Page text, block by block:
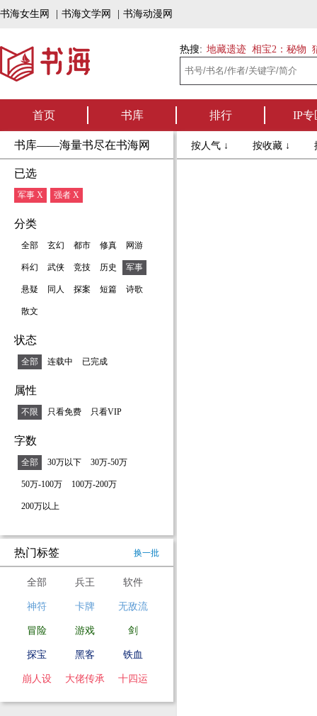
书海女生网 书海文学网 书海动漫网
热搜: 地藏遗迹 相宝2：秘物
首页 书库 排行 IP专
书库——海量书尽在书海网
已选
军事 X 强者 X
分类
全部 玄幻 都市 修真 网游
科幻 武侠 竞技 历史 军事
悬疑 同人 探案 短篇 诗歌
散文
状态
全部 连载中 已完成
属性
不限 只看免费 只看VIP
字数
全部 30万以下 30万-50万
50万-100万 100万-200万
200万以上
热门标签 换一批
全部 兵王 软件
神符 卡牌 无敌流
冒险 游戏 剑
探宝 黑客 铁血
崩人设 大佬传承 十四运
按人气 ↓ 按收藏 ↓